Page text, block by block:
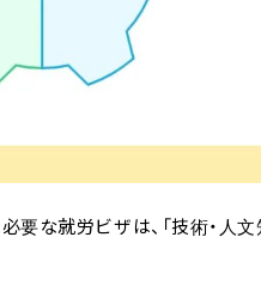
な就労ビザは、「技術・人文